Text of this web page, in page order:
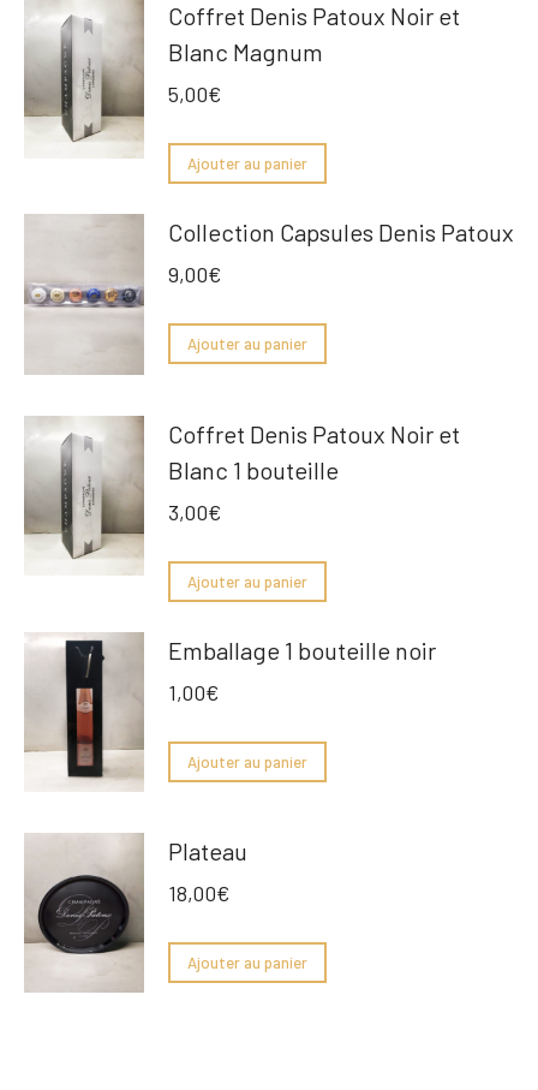
Coffret Denis Patoux Noir et
Blanc Magnum
5,00€
Ajouter au panier
Collection Capsules Denis Patoux
9,00€
Ajouter au panier
Coffret Denis Patoux Noir et
Blanc 1 bouteille
3,00€
Ajouter au panier
Emballage 1 bouteille noir
1,00€
Ajouter au panier
Plateau
18,00€
Ajouter au panier